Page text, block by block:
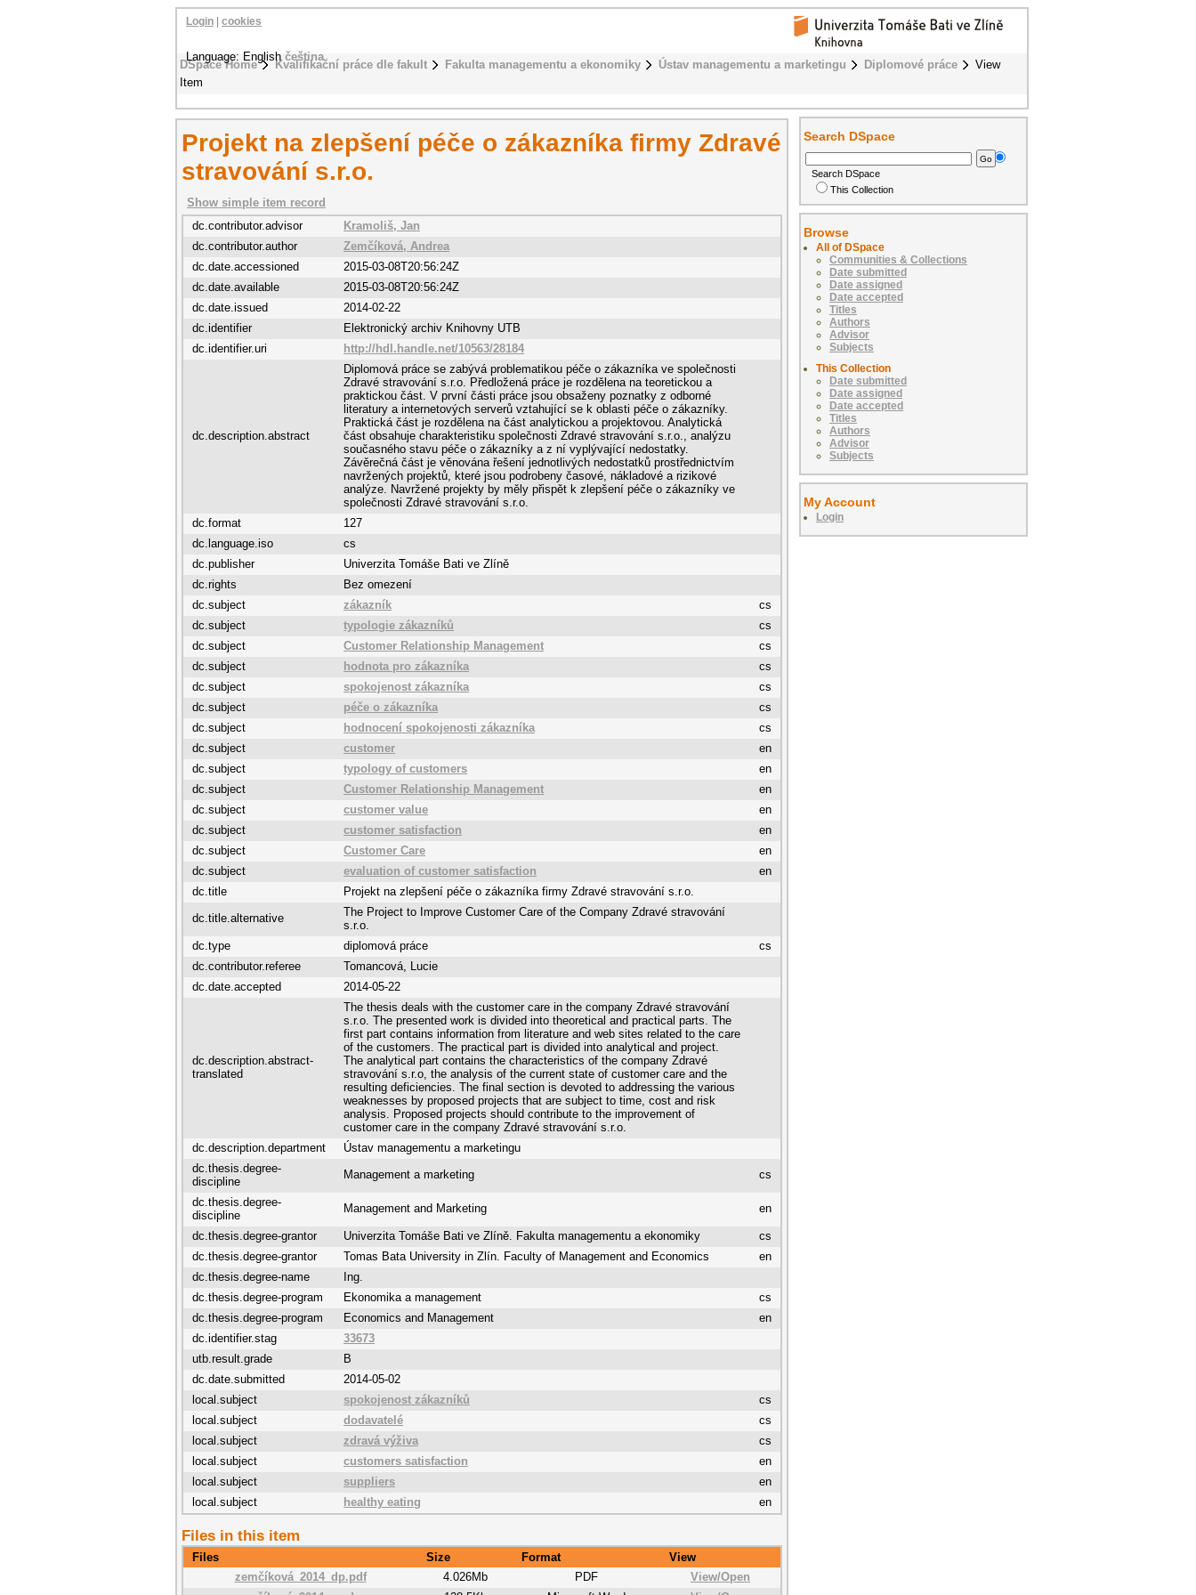
DSpace Home Kvalifikační práce dle fakult Fakulta managementu a ekonomiky Ústav managementu a marketingu Diplomové práce
View
Item
Login cookies
Language: Englishčeština
Projekt na zlepšení péče o zákazníka firmy Zdravé
stravování s.r.o.
Show simple item record
dc.contributor.advisor
Kramoliš, Jan
dc.contributor.author
Zemčíková, Andrea
dc.date.accessioned
2015-03-08T20:56:24Z
dc.date.available
2015-03-08T20:56:24Z
dc.date.issued
2014-02-22
dc.identifier
Elektronický archiv Knihovny UTB
dc.identifier.uri
http://hdl.handle.net/10563/28184
dc.description.abstract
Diplomová práce se zabývá problematikou péče o zákazníka ve společnosti
Zdravé stravování s.r.o. Předložená práce je rozdělena na teoretickou a
praktickou část. V první části práce jsou obsaženy poznatky z odborné
literatury a internetových serverů vztahující se k oblasti péče o zákazníky.
Praktická část je rozdělena na část analytickou a projektovou. Analytická
část obsahuje charakteristiku společnosti Zdravé stravování s.r.o., analýzu
současného stavu péče o zákazníky a z ní vyplývající nedostatky.
Závěrečná část je věnována řešení jednotlivých nedostatků prostřednictvím
navržených projektů, které jsou podrobeny časové, nákladové a rizikové
analýze. Navržené projekty by měly přispět k zlepšení péče o zákazníky ve
společnosti Zdravé stravování s.r.o.
dc.format
127
dc.language.iso
cs
dc.publisher
Univerzita Tomáše Bati ve Zlíně
dc.rights
Bez omezení
dc.subject
zákazník
cs
dc.subject
typologie zákazníků
cs
dc.subject
Customer Relationship Management
cs
dc.subject
hodnota pro zákazníka
cs
dc.subject
spokojenost zákazníka
cs
dc.subject
péče o zákazníka
cs
dc.subject
hodnocení spokojenosti zákazníka
cs
dc.subject
customer
en
dc.subject
typology of customers
en
dc.subject
Customer Relationship Management
en
dc.subject
customer value
en
dc.subject
customer satisfaction
en
dc.subject
Customer Care
en
dc.subject
evaluation of customer satisfaction
en
dc.title
Projekt na zlepšení péče o zákazníka firmy Zdravé stravování s.r.o.
dc.title.alternative
The Project to Improve Customer Care of the Company Zdravé stravování
s.r.o.
dc.type
diplomová práce
cs
dc.contributor.referee
Tomancová, Lucie
dc.date.accepted
2014-05-22
dc.description.abstract-
translated
The thesis deals with the customer care in the company Zdravé stravování
s.r.o. The presented work is divided into theoretical and practical parts. The
first part contains information from literature and web sites related to the care
of the customers. The practical part is divided into analytical and project.
The analytical part contains the characteristics of the company Zdravé
stravování s.r.o, the analysis of the current state of customer care and the
resulting deficiencies. The final section is devoted to addressing the various
weaknesses by proposed projects that are subject to time, cost and risk
analysis. Proposed projects should contribute to the improvement of
customer care in the company Zdravé stravování s.r.o.
dc.description.department
Ústav managementu a marketingu
dc.thesis.degree-
discipline
Management a marketing cs
dc.thesis.degree-
discipline
Management and Marketing en
dc.thesis.degree-grantor Univerzita Tomáše Bati ve Zlíně. Fakulta managementu a ekonomiky
cs
dc.thesis.degree-grantor
Tomas Bata University in Zlín. Faculty of Management and Economics
en
dc.thesis.degree-name
Ing.
dc.thesis.degree-program
Ekonomika a management
cs
dc.thesis.degree-program
Economics and Management
en
dc.identifier.stag
33673
utb.result.grade
B
dc.date.submitted
2014-05-02
local.subject
spokojenost zákazníků
cs
local.subject
dodavatelé
cs
local.subject
zdravá výživa
cs
local.subject
customers satisfaction
en
local.subject
suppliers
en
local.subject
healthy eating en
Files in this item
Files Size Format
View
zemčíková_2014_dp.pdf
4.026Mb PDF View/Open
Search DSpace
Search DSpace
This Collection
Browse
All of DSpace
Communities & Collections
Date submitted
Date assigned
Date accepted
Titles
Authors
Advisor
Subjects
This Collection
Date submitted
Date assigned
Date accepted
Titles
Authors
Advisor
Subjects
My Account
Login